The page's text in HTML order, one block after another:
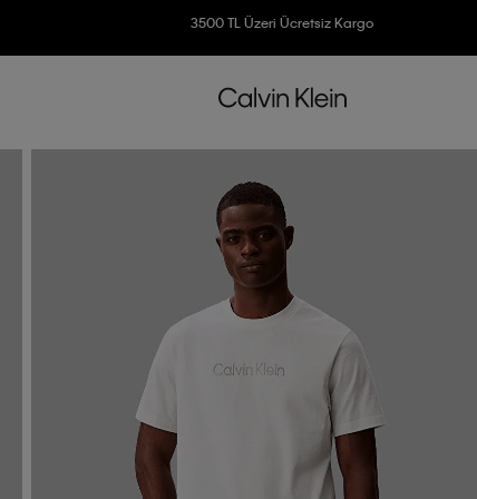
3500 TL Üzeri Ücretsiz Kargo